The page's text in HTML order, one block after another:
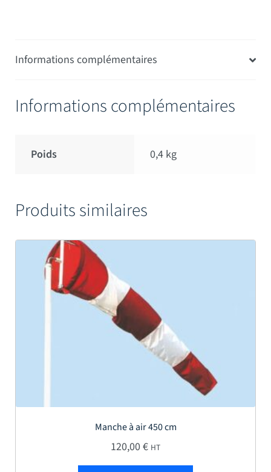
Informations complémentaires
Informations complémentaires
Poids 0,4 kg
Produits similaires
Manche à air 450 cm
120,00€ HT